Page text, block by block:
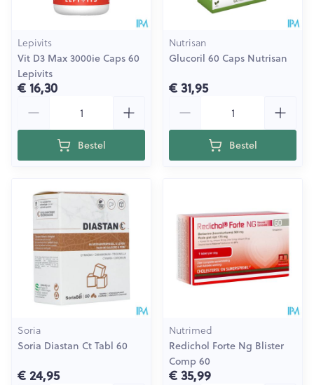
Lepivits
Vit D3 Max 3000ie Caps 60
Lepivits
€ 16,30
Bestel
Nutrisan
Glucoril 60 Caps Nutrisan
€ 31,95
Bestel
Soria
Soria Diastan Ct Tabl 60
€ 24,95
Nutrimed
Redichol Forte Ng Blister
Comp 60
€ 35,99